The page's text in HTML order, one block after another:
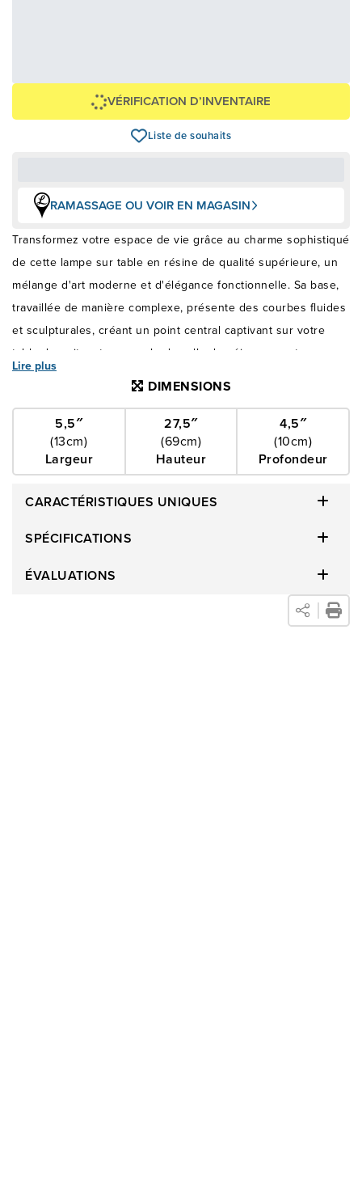
VÉRIFICATION D’INVENTAIRE
Liste de souhaits
RAMASSAGE OU VOIR EN MAGASIN
Transformez votre espace de vie grâce au charme sophistiqué
de cette lampe sur table en résine de qualité supérieure, un
mélange d'art moderne et d'élégance fonctionnelle. Sa base,
travaillée de manière complexe, présente des courbes fluides
et sculpturales, créant un point central captivant sur votre
table de nuit, votre console de salle de séjour ou votre
bureau à domicile. L'abat-jour beige doux rehausse son aspect
chaude et invitante, idéale pour se détendre le soir ou créer
l'ambiance parfaite. Conçue pour accueillir une ampoule de
type "A" 100 W (E26), cette lampe offre un éclairage généreux
ou que vous profitiez de soirées douillettes, cette lampe
apporte à la fois style et praticité dans n'importe quelle pièce.
d'intérieurs, qu'ils soient minimalistes, contemporains,
classiques ou éclectiques. Avec sa fabrication élégante et son
éclairage doux, cette lampe est plus qu'un simple article
Lire plus
DIMENSIONS
5,5″
(13cm)
Largeur
27,5″
(69cm)
Hauteur
4,5″
(10cm)
Profondeur
CARACTÉRISTIQUES UNIQUES
SPÉCIFICATIONS
ÉVALUATIONS